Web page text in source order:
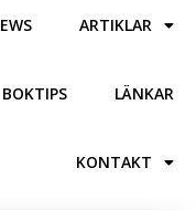
ARTIKLAR
BOKTIPS LÄNKAR
KONTAKT